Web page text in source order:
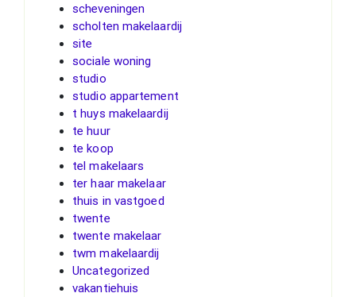
scheveningen
scholten makelaardij
site
sociale woning
studio
studio appartement
t huys makelaardij
te huur
te koop
tel makelaars
ter haar makelaar
thuis in vastgoed
twente
twente makelaar
twm makelaardij
Uncategorized
vakantiehuis